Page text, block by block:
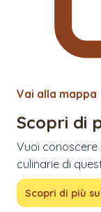
Vai alla mappa
Scopri di
Vuoi conoscere
culinarie di
Scopri di più